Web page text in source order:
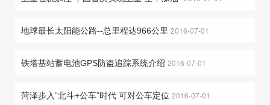
地球最长太阳能公路--总里程达966公里 2016-07-01
铁塔基站蓄电池GPS防盗追踪系统介绍 2016-07-01
菏泽步入“北斗+公车”时代 可对公车定位 2016-07-01